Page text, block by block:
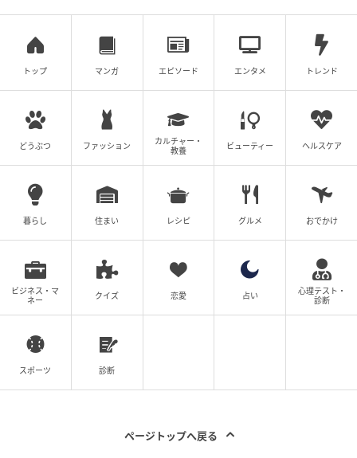
トップ マンガ エピソード エンタメ トレンド
どうぶつ ファッション
カルチャー・
教養
ビューティー ヘルスケア
暮らし 住まい レシピ グルメ おでかけ
ビジネス・マ
ネー
クイズ 恋愛 占い
心理テスト・
診断
スポーツ 診断
ページトップへ戻る